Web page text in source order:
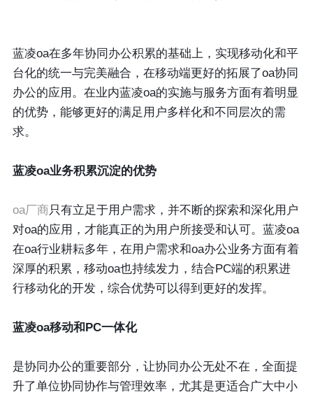
蓝凌oa在多年协同办公积累的基础上，实现移动化和平
台化的统一与完美融合，在移动端更好的拓展了oa协同
办公的应用。在业内蓝凌oa的实施与服务方面有着明显
的优势，能够更好的满足用户多样化和不同层次的需
求。
蓝凌oa业务积累沉淀的优势
oa厂商只有立足于用户需求，并不断的探索和深化用户
对oa的应用，才能真正的为用户所接受和认可。蓝凌oa
在oa行业耕耘多年，在用户需求和oa办公业务方面有着
深厚的积累，移动oa也持续发力，结合PC端的积累进
行移动化的开发，综合优势可以得到更好的发挥。
蓝凌oa移动和PC一体化
是协同办公的重要部分，让协同办公无处不在，全面提
升了单位协同协作与管理效率，尤其是更适合广大中小